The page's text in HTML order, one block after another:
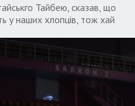
Тайбею, сказав, що
у наших хлопців, тож хай